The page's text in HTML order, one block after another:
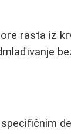
rasta iz